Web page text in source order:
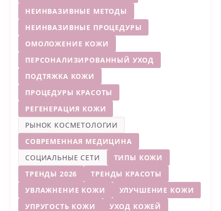
НЕИНВАЗИВНЫЕ МЕТОДЫ
НЕИНВАЗИВНЫЕ ПРОЦЕДУРЫ
ОМОЛОЖЕНИЕ КОЖИ
ПЕРСОНАЛИЗИРОВАННЫЙ УХОД
ПОДТЯЖКА КОЖИ
ПРОЦЕДУРЫ КРАСОТЫ
РЕГЕНЕРАЦИЯ КОЖИ
РЫНОК КОСМЕТОЛОГИИ
СОВРЕМЕННАЯ МЕДИЦИНА
СОЦИАЛЬНЫЕ СЕТИ
ТИПЫ КОЖИ
ТРЕНДЫ 2026
ТРЕНДЫ КРАСОТЫ
УВЛАЖНЕНИЕ КОЖИ
УЛУЧШЕНИЕ КОЖИ
УПРУГОСТЬ КОЖИ
УХОД КОЖЕЙ